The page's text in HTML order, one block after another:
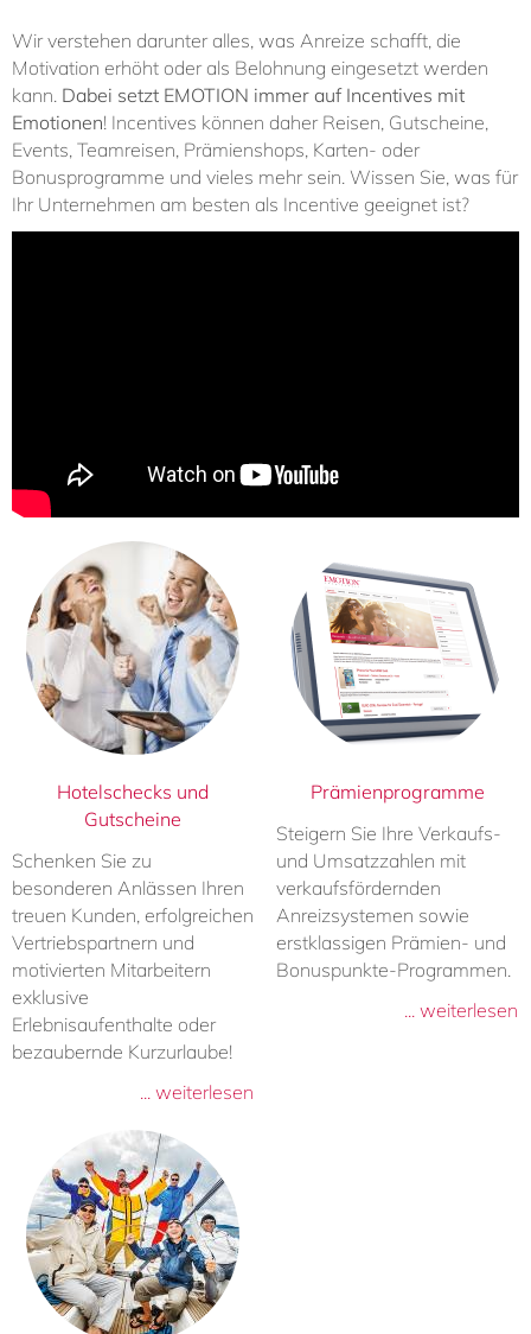
Wir verstehen darunter alles, was Anreize schafft, die
Motivation erhöht oder als Belohnung eingesetzt werden
kann. Dabei setzt EMOTION immer auf Incentives mit
Emotionen! Incentives können daher Reisen, Gutscheine,
Events, Teamreisen, Prämienshops, Karten- oder
Bonusprogramme und vieles mehr sein. Wissen Sie, was für
Ihr Unternehmen am besten als Incentive geeignet ist?
Hotelschecks und
Gutscheine
Schenken Sie zu
besonderen Anlässen Ihren
treuen Kunden, erfolgreichen
Vertriebspartnern und
motivierten Mitarbeitern
exklusive
Erlebnisaufenthalte oder
bezaubernde Kurzurlaube!
... weiterlesen
Prämienprogramme
Steigern Sie Ihre Verkaufs-
und Umsatzzahlen mit
verkaufsfördernden
Anreizsystemen sowie
erstklassigen Prämien- und
Bonuspunkte-Programmen.
... weiterlesen